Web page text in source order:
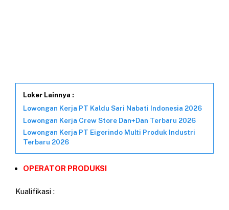
Loker Lainnya :
Lowongan Kerja PT Kaldu Sari Nabati Indonesia 2026
Lowongan Kerja Crew Store Dan+Dan Terbaru 2026
Lowongan Kerja PT Eigerindo Multi Produk Industri
Terbaru 2026
OPERATOR PRODUKSI
Kualifikasi :